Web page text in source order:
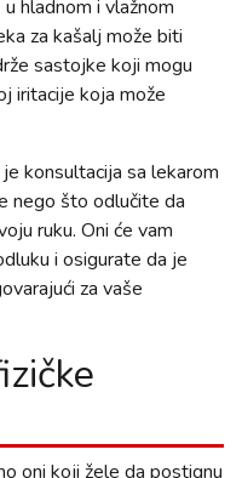
hladnom i vlažnom
za kašalj može biti
sastojke koji mogu
iritacije koja može
konsultacija sa lekarom
nego što odlučite da
ruku. Oni će vam
i osigurate da je
za vaše
oni koji žele da postignu